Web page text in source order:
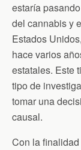
estaría
del cannabis y
Estados
hace varios
estatales. Este
tipo de
tomar una
causal.
Con la